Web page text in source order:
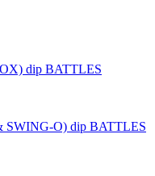
dip BATTLES
SWING-O) dip BATTLES